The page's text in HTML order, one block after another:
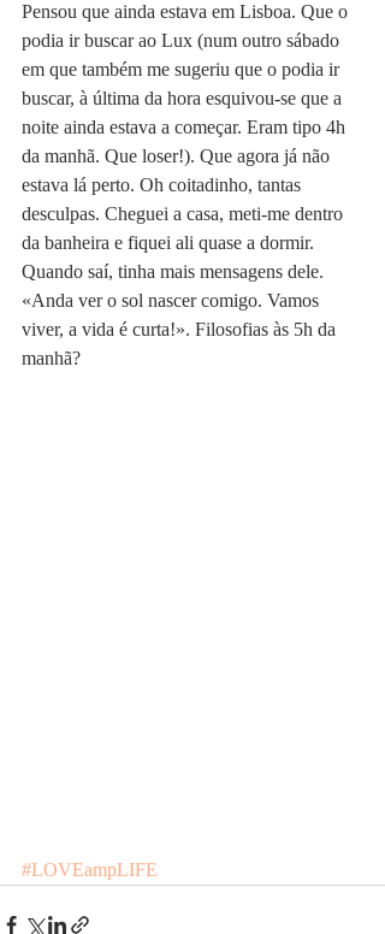
Pensou que ainda estava em Lisboa. Que o
podia ir buscar ao Lux (num outro sábado
em que também me sugeriu que o podia ir
buscar, à última da hora esquivou-se que a
noite ainda estava a começar. Eram tipo 4h
da manhã. Que loser!). Que agora já não
estava lá perto. Oh coitadinho, tantas
desculpas. Cheguei a casa, meti-me dentro
da banheira e fiquei ali quase a dormir.
Quando saí, tinha mais mensagens dele.
«Anda ver o sol nascer comigo. Vamos
viver, a vida é curta!». Filosofias às 5h da
manhã?
#LOVEampLIFE